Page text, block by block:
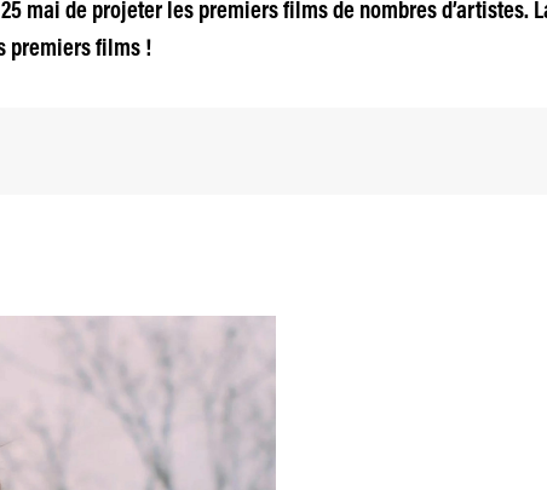
mai de projeter les premiers films de nombres d’artistes.
premiers films !